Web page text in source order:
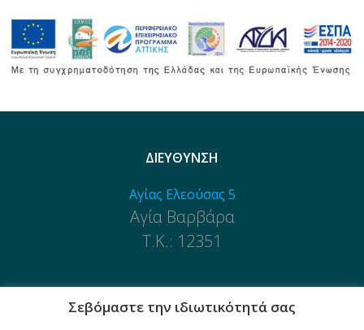
ΔΙΕΥΘΥΝΣΗ
Αγίας Ελεούσας 5
Αγία Βαρβάρα
Τ.Κ.: 12351
Σεβόμαστε την ιδιωτικότητά σας